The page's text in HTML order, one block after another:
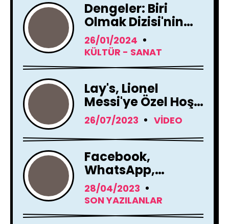
Dengeler: Biri
Olmak Dizisi'nin
Çekimleri Başladı !
26/01/2024
KÜLTÜR - SANAT
Lay's, Lionel
Messi'ye Özel Hoş
Geldin Mesajı!
26/07/2023 VIDEO
Facebook,
WhatsApp,
Instagram Yapay
Zeka Araçları
Kullanacak
28/04/2023
SON YAZILANLAR